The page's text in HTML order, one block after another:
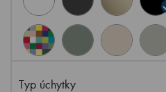
Typ úchytky